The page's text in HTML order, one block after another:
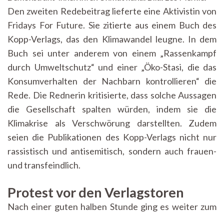
Den zweiten Redebeitrag lieferte eine Aktivistin von
Fridays For Future. Sie zitierte aus einem Buch des
Kopp-Verlags, das den Klimawandel leugne. In dem
Buch sei unter anderem von einem „Rassenkampf
durch Umweltschutz“ und einer „Öko-Stasi, die das
Konsumverhalten der Nachbarn kontrollieren“ die
Rede. Die Rednerin kritisierte, dass solche Aussagen
die Gesellschaft spalten würden, indem sie die
Klimakrise als Verschwörung darstellten. Zudem
seien die Publikationen des Kopp-Verlags nicht nur
rassistisch und antisemitisch, sondern auch frauen-
und transfeindlich.
Protest vor den Verlagstoren
Nach einer guten halben Stunde ging es weiter zum